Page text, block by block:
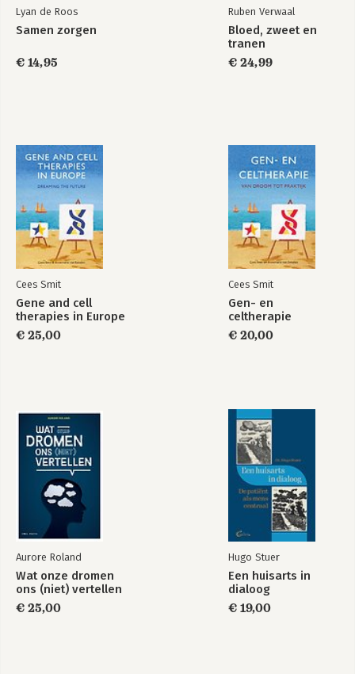
Lyan de Roos
Samen zorgen
€ 14,95
Ruben Verwaal
Bloed, zweet en
tranen
€ 24,99
Cees Smit
Gene and cell
therapies in Europe
€ 25,00
Cees Smit
Gen- en
celtherapie
€ 20,00
Aurore Roland
Wat onze dromen
ons (niet) vertellen
€ 25,00
Hugo Stuer
Een huisarts in
dialoog
€ 19,00